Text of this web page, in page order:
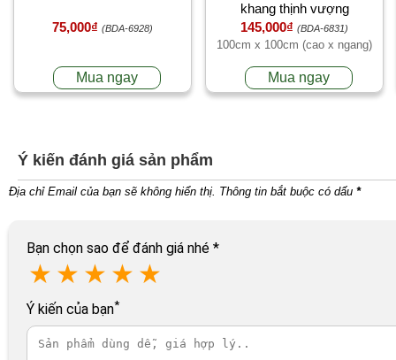
75,000₫ (BDA-6928)
Mua ngay
khang thịnh vượng
145,000₫ (BDA-6831)
100cm x 100cm (cao x ngang)
Mua ngay
Ý kiến đánh giá sản phẩm
Địa chỉ Email của bạn sẽ không hiển thị. Thông tin bắt buộc có dấu *
Bạn chọn sao để đánh giá nhé *
★ ★ ★ ★ ★
Ý kiến của bạn*